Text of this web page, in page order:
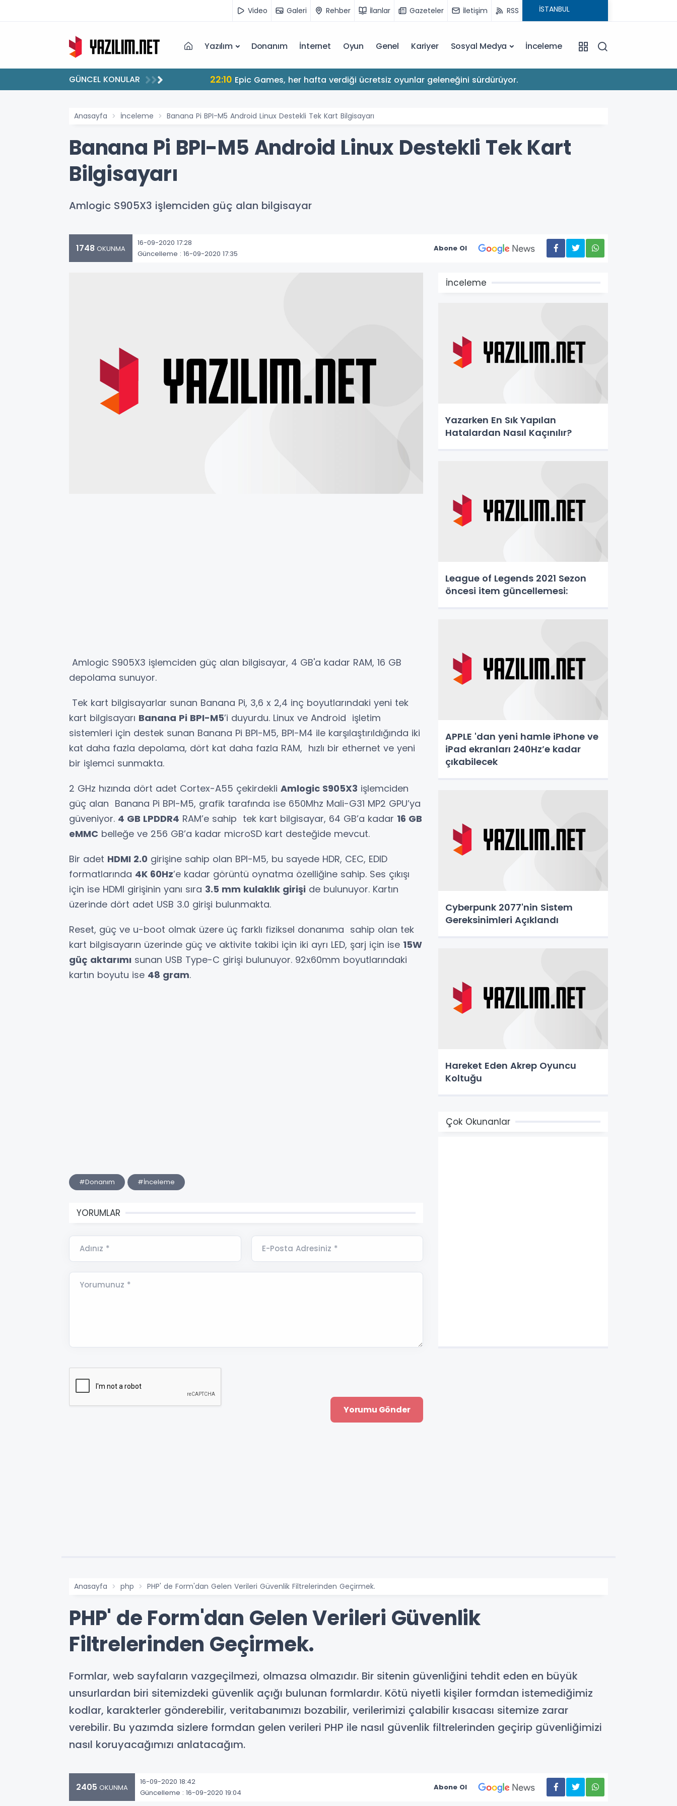
Video Galeri Rehber İlanlar Gazeteler İletişim RSS
Yazılım Donanım İnternet Oyun Genel Kariyer Sosyal Medya İnceleme
GÜNCEL KONULAR 22:10 Epic Games, her hafta verdiği ücretsiz oyunlar geleneğini sürdürüyor.
Anasayfa İnceleme Banana Pi BPI-M5 Android Linux Destekli Tek Kart Bilgisayarı
Banana Pi BPI-M5 Android Linux Destekli Tek Kart
Bilgisayarı
Amlogic S905X3 işlemciden güç alan bilgisayar
1748 OKUNMA
16-09-2020 17:28
Güncelleme : 16-09-2020 17:35
Abone Ol
Amlogic S905X3 işlemciden güç alan bilgisayar, 4 GB'a kadar RAM, 16 GB
depolama sunuyor.
Tek kart bilgisayarlar sunan Banana Pi, 3,6 x 2,4 inç boyutlarındaki yeni tek
kart bilgisayarı Banana Pi BPI-M5’i duyurdu. Linux ve Android işletim
sistemleri için destek sunan Banana Pi BPI-M5, BPI-M4 ile karşılaştırıldığında iki
kat daha fazla depolama, dört kat daha fazla RAM, hızlı bir ethernet ve yeni
bir işlemci sunmakta.
2 GHz hızında dört adet Cortex-A55 çekirdekli Amlogic S905X3 işlemciden
güç alan Banana Pi BPI-M5, grafik tarafında ise 650Mhz Mali-G31 MP2 GPU’ya
güveniyor. 4 GB LPDDR4 RAM’e sahip tek kart bilgisayar, 64 GB’a kadar 16 GB
eMMC belleğe ve 256 GB’a kadar microSD kart desteğide mevcut.
Bir adet HDMI 2.0 girişine sahip olan BPI-M5, bu sayede HDR, CEC, EDID
formatlarında 4K 60Hz’e kadar görüntü oynatma özelliğine sahip. Ses çıkışı
için ise HDMI girişinin yanı sıra 3.5 mm kulaklık girişi de bulunuyor. Kartın
üzerinde dört adet USB 3.0 girişi bulunmakta.
Reset, güç ve u-boot olmak üzere üç farklı fiziksel donanıma sahip olan tek
kart bilgisayarın üzerinde güç ve aktivite takibi için iki ayrı LED, şarj için ise 15W
güç aktarımı sunan USB Type-C girişi bulunuyor. 92x60mm boyutlarındaki
kartın boyutu ise 48 gram.
#Donanım #İnceleme
YORUMLAR
Adınız * E-Posta Adresiniz *
Yorumunuz *
İnceleme
Yazarken En Sık Yapılan
Hatalardan Nasıl Kaçınılır?
League of Legends 2021 Sezon
öncesi item güncellemesi:
APPLE 'dan yeni hamle iPhone ve
iPad ekranları 240Hz’e kadar
çıkabilecek
Cyberpunk 2077'nin Sistem
Gereksinimleri Açıklandı
Hareket Eden Akrep Oyuncu
Koltuğu
Çok Okunanlar
Anasayfa php PHP' de Form'dan Gelen Verileri Güvenlik Filtrelerinden Geçirmek.
PHP' de Form'dan Gelen Verileri Güvenlik
Filtrelerinden Geçirmek.
Formlar, web sayfaların vazgeçilmezi, olmazsa olmazıdır. Bir sitenin güvenliğini tehdit eden en büyük
unsurlardan biri sitemizdeki güvenlik açığı bulunan formlardır. Kötü niyetli kişiler formdan istemediğimiz
kodlar, karakterler gönderebilir, veritabanımızı bozabilir, verilerimizi çalabilir kısacası sitemize zarar
verebilir. Bu yazımda sizlere formdan gelen verileri PHP ile nasıl güvenlik filtrelerinden geçirip güvenliğimizi
nasıl koruyacağımızı anlatacağım.
2405 OKUNMA
16-09-2020 18:42
Güncelleme : 16-09-2020 19:04
Abone Ol